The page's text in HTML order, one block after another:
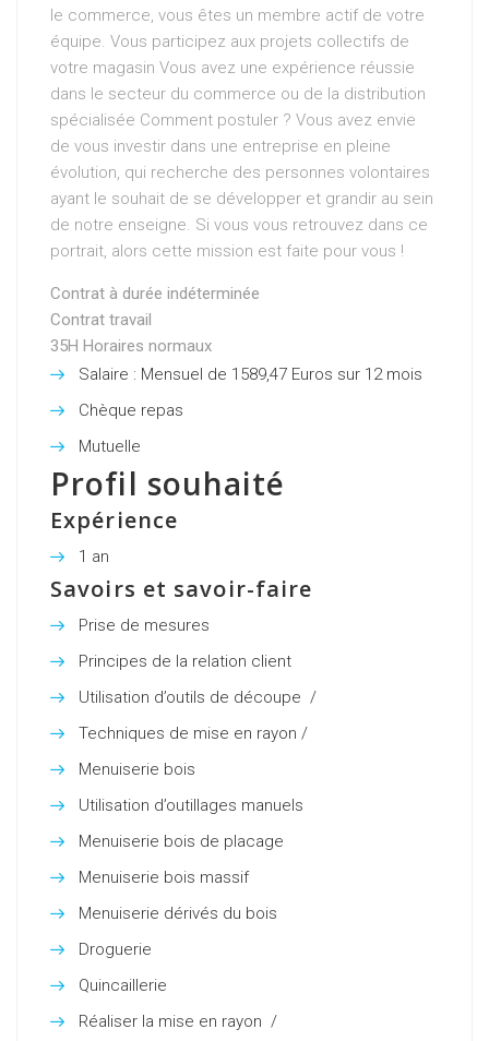
le commerce, vous êtes un membre actif de votre
équipe. Vous participez aux projets collectifs de
votre magasin Vous avez une expérience réussie
dans le secteur du commerce ou de la distribution
spécialisée Comment postuler ? Vous avez envie
de vous investir dans une entreprise en pleine
évolution, qui recherche des personnes volontaires
ayant le souhait de se développer et grandir au sein
de notre enseigne. Si vous vous retrouvez dans ce
portrait, alors cette mission est faite pour vous !
Type
de
contrat
Contrat à durée indéterminée
Contrat travail
Durée
du
35H Horaires normaux
SalaireSalaire : Mensuel de 1589,47 Euros sur 12 mois
Chèque repas
Mutuelle
Profil souhaité
Expérience
1 an
expérience
est
Savoirs et savoir-faire
Prise de mesures
Principes de la relation client
Utilisation d’outils de découpe /
Techniques de mise en rayon /
Menuiserie bois
Utilisation d’outillages manuels
Menuiserie bois de placage
Menuiserie bois massif
Menuiserie dérivés du bois
Droguerie
Quincaillerie
Réaliser la mise en rayon /